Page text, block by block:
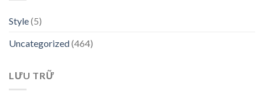
Style(5)
Uncategorized(464)
LƯU TRỮ